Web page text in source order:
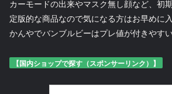
カーモードの出来やマスク無し顔など、初
定版的な商品なので気になる方はお早めに
かんやでバンブルビーはプレ値が付きやす
【国内ショップで探す（スポンサーリンク）】